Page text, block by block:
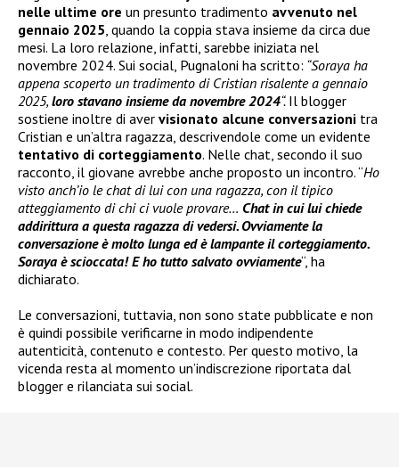
nelle ultime ore un presunto tradimento avvenuto nel
gennaio 2025, quando la coppia stava insieme da circa due
mesi. La loro relazione, infatti, sarebbe iniziata nel
novembre 2024. Sui social, Pugnaloni ha scritto: “Soraya ha
appena scoperto un tradimento di Cristian risalente a gennaio
2025, loro stavano insieme da novembre 2024“. Il blogger
sostiene inoltre di aver visionato alcune conversazioni tra
Cristian e un’altra ragazza, descrivendole come un evidente
tentativo di corteggiamento. Nelle chat, secondo il suo
racconto, il giovane avrebbe anche proposto un incontro. “Ho
visto anch’io le chat di lui con una ragazza, con il tipico
atteggiamento di chi ci vuole provare… Chat in cui lui chiede
addirittura a questa ragazza di vedersi. Ovviamente la
conversazione è molto lunga ed è lampante il corteggiamento.
Soraya è scioccata! E ho tutto salvato ovviamente“, ha
dichiarato.
Le conversazioni, tuttavia, non sono state pubblicate e non
è quindi possibile verificarne in modo indipendente
autenticità, contenuto e contesto. Per questo motivo, la
vicenda resta al momento un’indiscrezione riportata dal
blogger e rilanciata sui social.